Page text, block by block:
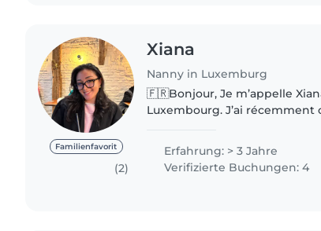
Familienfavorit
(2)
Xiana
Nanny in Luxemburg
🇫🇷Bonjour, Je m’appelle Xiana, j’ai 19 ans et je viens du
Luxembourg. J’ai récemment obtenu mon diplôme en
Erfahrung: > 3 Jahre
Verifizierte Buchungen: 4